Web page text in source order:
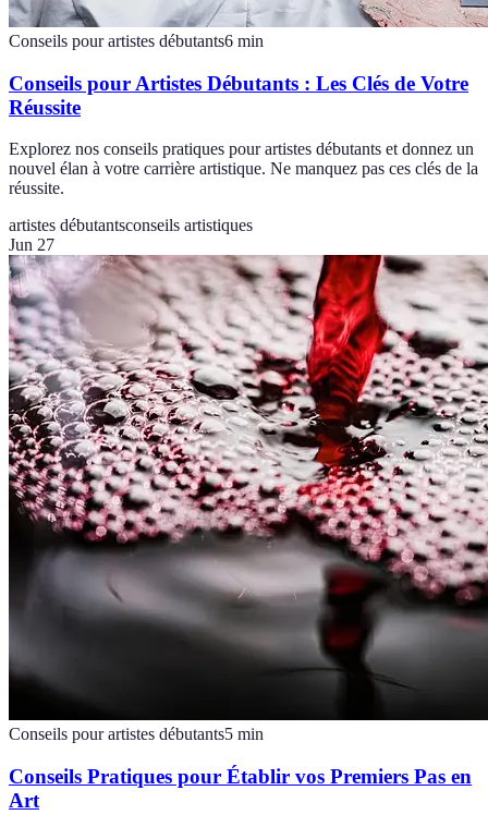
Conseils pour artistes débutants6 min
Conseils pour Artistes Débutants : Les Clés de Votre
Réussite
Explorez nos conseils pratiques pour artistes débutants et donnez un
nouvel élan à votre carrière artistique. Ne manquez pas ces clés de la
réussite.
artistes débutantsconseils artistiques
Jun 27
Conseils pour artistes débutants5 min
Conseils Pratiques pour Établir vos Premiers Pas en
Art